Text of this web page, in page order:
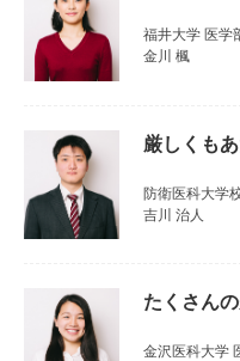
福井大学 医学
金川 楓
厳しくも
防衛医科大学
吉川 治人
たくさん
金沢医科大学